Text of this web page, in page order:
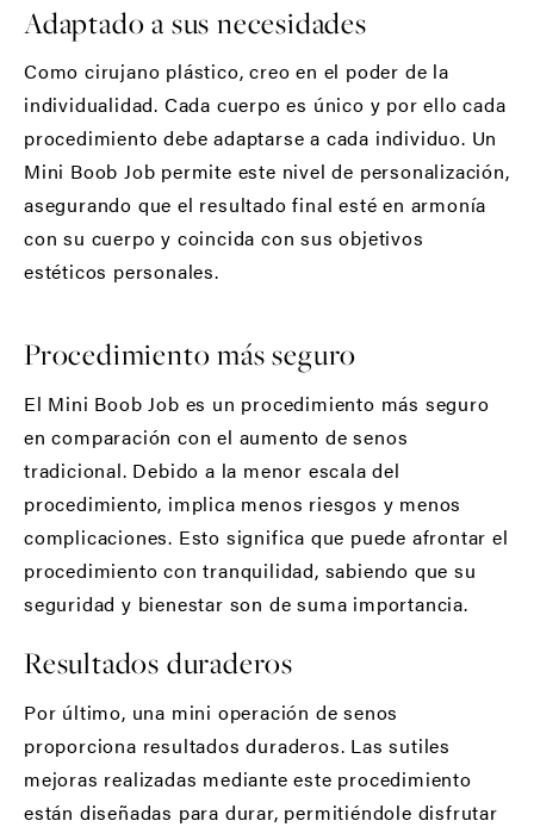
Adaptado a sus necesidades
Como cirujano plástico, creo en el poder de la
individualidad. Cada cuerpo es único y por ello cada
procedimiento debe adaptarse a cada individuo. Un
Mini Boob Job permite este nivel de personalización,
asegurando que el resultado final esté en armonía
con su cuerpo y coincida con sus objetivos
estéticos personales.
Procedimiento más seguro
El Mini Boob Job es un procedimiento más seguro
en comparación con el aumento de senos
tradicional. Debido a la menor escala del
procedimiento, implica menos riesgos y menos
complicaciones. Esto significa que puede afrontar el
procedimiento con tranquilidad, sabiendo que su
seguridad y bienestar son de suma importancia.
Resultados duraderos
Por último, una mini operación de senos
proporciona resultados duraderos. Las sutiles
mejoras realizadas mediante este procedimiento
están diseñadas para durar, permitiéndole disfrutar